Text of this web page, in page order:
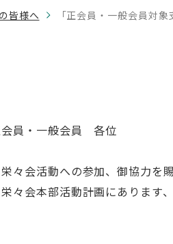
皆様へ 「正会員・一般会員対
員・一般会員 各位
々会活動への参加、御協力を
々会本部活動計画にあります